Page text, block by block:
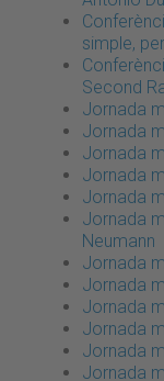
simple,
Second
Jornada
Jornada
Jornada
Jornada
Jornada
Jornada
Neumann
Jornada
Jornada
Jornada
Jornada
Jornada
Jornada